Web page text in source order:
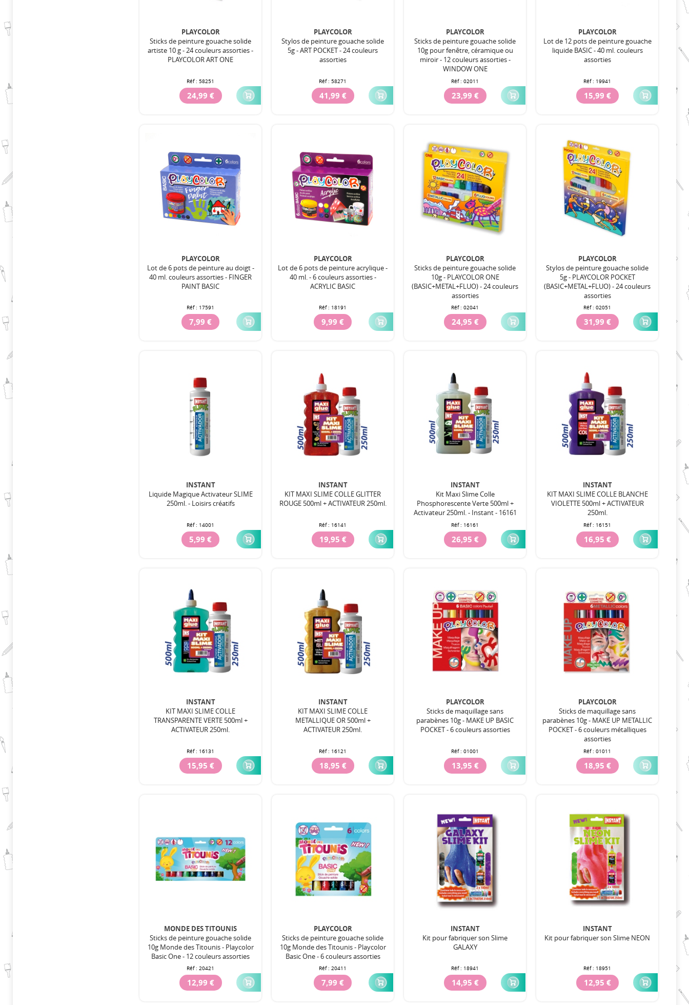
PLAYCOLOR
Sticks de peinture gouache solide
artiste 10 g - 24 couleurs assorties -
PLAYCOLOR ART ONE
Réf :58251
24,99 €
PLAYCOLOR
Stylos de peinture gouache solide
5g - ART POCKET - 24 couleurs
assorties
Réf :58271
41,99 €
PLAYCOLOR
Sticks de peinture gouache solide
10g pour fenêtre, céramique ou
miroir - 12 couleurs assorties -
WINDOW ONE
Réf :02011
23,99 €
PLAYCOLOR
Lot de 12 pots de peinture gouache
liquide BASIC - 40 ml. couleurs
assorties
Réf : 19941
15,99 €
PLAYCOLOR
Lot de 6 pots de peinture au doigt -
40 ml. couleurs assorties - FINGER
PAINT BASIC
Réf : 17591
7,99 €
PLAYCOLOR
Lot de 6 pots de peinture acrylique -
40 ml. - 6 couleurs assorties -
ACRYLIC BASIC
Réf : 18191
9,99 €
PLAYCOLOR
Sticks de peinture gouache solide
10g - PLAYCOLOR ONE
(BASIC+METAL+FLUO) - 24 couleurs
assorties
Réf :02041
24,95 €
PLAYCOLOR
Stylos de peinture gouache solide
5g - PLAYCOLOR POCKET
(BASIC+METAL+FLUO) - 24 couleurs
assorties
Réf : 02051
31,99 €
INSTANT
Liquide Magique Activateur SLIME
250ml. - Loisirs créatifs
Réf : 14001
5,99 €
INSTANT
KIT MAXI SLIME COLLE GLITTER
ROUGE 500ml + ACTIVATEUR 250ml.
Réf : 16141
19,95 €
INSTANT
Kit Maxi Slime Colle
Phosphorescente Verte 500ml +
Activateur 250ml. - Instant - 16161
Réf : 16161
26,95 €
INSTANT
KIT MAXI SLIME COLLE BLANCHE
VIOLETTE 500ml + ACTIVATEUR
250ml.
Réf : 16151
16,95 €
INSTANT
KIT MAXI SLIME COLLE
TRANSPARENTE VERTE 500ml +
ACTIVATEUR 250ml.
Réf : 16131
15,95 €
INSTANT
KIT MAXI SLIME COLLE
METALLIQUE OR 500ml +
ACTIVATEUR 250ml.
Réf : 16121
18,95 €
PLAYCOLOR
Sticks de maquillage sans
parabènes 10g - MAKE UP BASIC
POCKET - 6 couleurs assorties
Réf :01001
13,95 €
PLAYCOLOR
Sticks de maquillage sans
parabènes 10g - MAKE UP METALLIC
POCKET - 6 couleurs métalliques
assorties
Réf : 01011
18,95 €
MONDE DES TITOUNIS
Sticks de peinture gouache solide
10g Monde des Titounis - Playcolor
Basic One - 12 couleurs assorties
Réf :20421
12,99 €
PLAYCOLOR
Sticks de peinture gouache solide
10g Monde des Titounis - Playcolor
Basic One - 6 couleurs assorties
Réf :20411
7,99 €
INSTANT
Kit pour fabriquer son Slime
GALAXY
Réf : 18941
14,95 €
INSTANT
Kit pour fabriquer son Slime NEON
Réf : 18951
12,95 €